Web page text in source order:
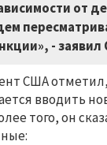
от
- заявил
США
вводить
того, он